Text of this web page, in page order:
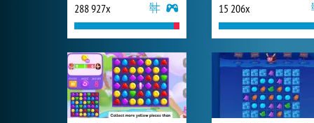
288 927x 15 206x